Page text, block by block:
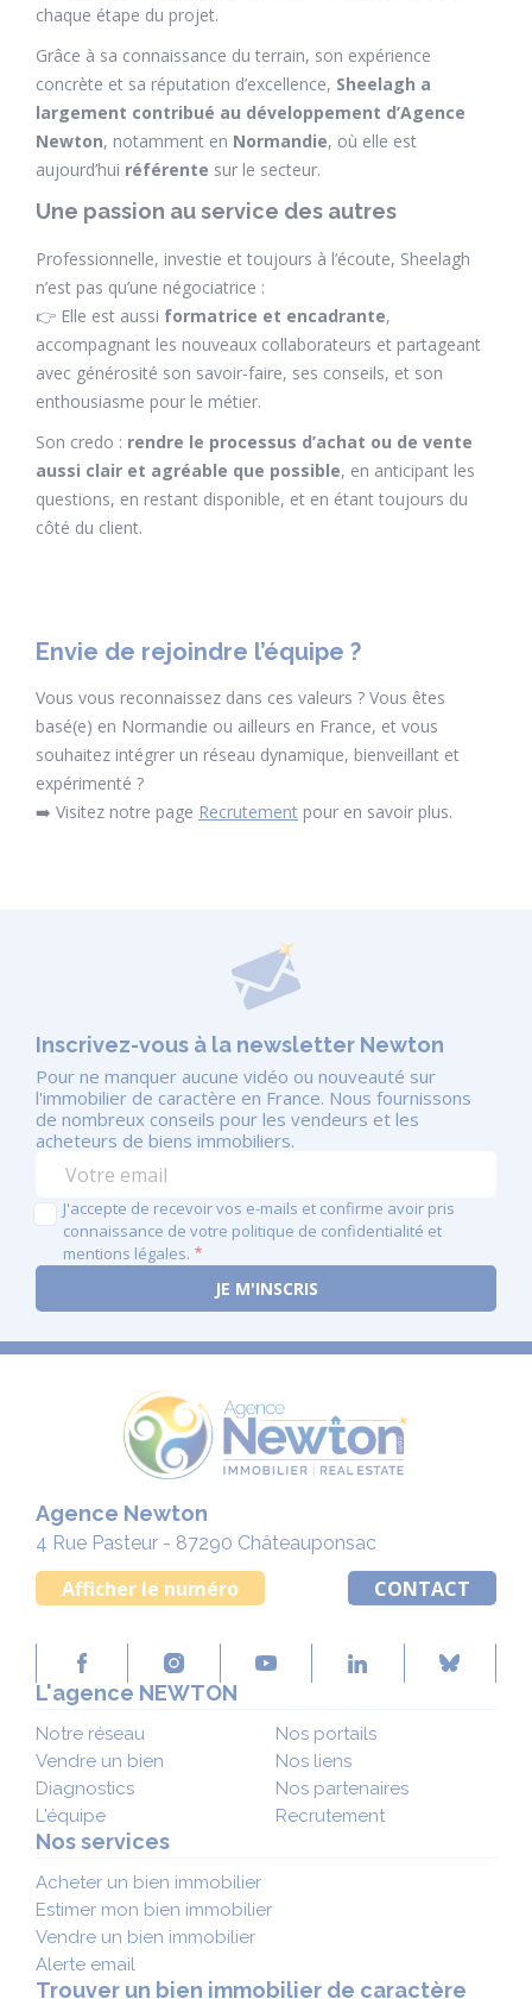
chaque étape du projet.
Grâce à sa connaissance du terrain, son expérience
concrète et sa réputation d’excellence, Sheelagh a
largement contribué au développement d’Agence
Newton, notamment en Normandie, où elle est
aujourd’hui référente sur le secteur.
Une passion au service des autres
Professionnelle, investie et toujours à l’écoute, Sheelagh
n’est pas qu’une négociatrice :
👉 Elle est aussi formatrice et encadrante,
accompagnant les nouveaux collaborateurs et partageant
avec générosité son savoir-faire, ses conseils, et son
enthousiasme pour le métier.
Son credo : rendre le processus d’achat ou de vente
aussi clair et agréable que possible, en anticipant les
questions, en restant disponible, et en étant toujours du
côté du client.
Envie de rejoindre l’équipe ?
Vous vous reconnaissez dans ces valeurs ? Vous êtes
basé(e) en Normandie ou ailleurs en France, et vous
souhaitez intégrer un réseau dynamique, bienveillant et
expérimenté ?
➡️ Visitez notre page Recrutement pour en savoir plus.
Inscrivez-vous à la newsletter Newton
Pour ne manquer aucune vidéo ou nouveauté sur
l'immobilier de caractère en France. Nous fournissons
de nombreux conseils pour les vendeurs et les
acheteurs de biens immobiliers.
J'accepte de recevoir vos e-mails et confirme avoir pris
connaissance de votre politique de confidentialité et
mentions légales.
Agence Newton
4 Rue Pasteur - 87290 Châteauponsac
Afficher le numéro CONTACT
L'agence NEWTON
Notre réseau
Vendre un bien
Diagnostics
L'équipe
Nos portails
Nos liens
Nos partenaires
Recrutement
Nos services
Acheter un bien immobilier
Estimer mon bien immobilier
Vendre un bien immobilier
Alerte email
Trouver un bien immobilier de caractère